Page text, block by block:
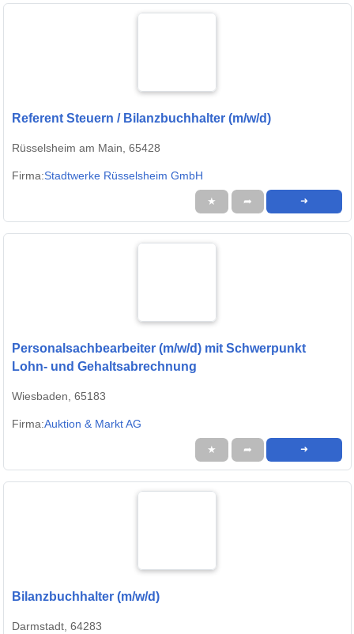
Referent Steuern / Bilanzbuchhalter (m/w/d)
Rüsselsheim am Main, 65428
Firma:Stadtwerke Rüsselsheim GmbH
★ ➦ ➜
Personalsachbearbeiter (m/w/d) mit Schwerpunkt
Lohn- und Gehaltsabrechnung
Wiesbaden, 65183
Firma:Auktion & Markt AG
★ ➦ ➜
Bilanzbuchhalter (m/w/d)
Darmstadt, 64283